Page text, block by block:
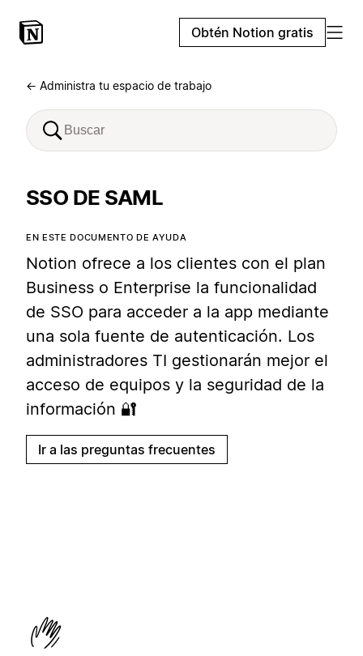
Obtén Notion gratis
← Administra tu espacio de trabajo
SSO DE SAML
EN ESTE DOCUMENTO DE AYUDA
Notion ofrece a los clientes con el plan
Business o Enterprise la funcionalidad
de SSO para acceder a la app mediante
una sola fuente de autenticación. Los
administradores TI gestionarán mejor el
acceso de equipos y la seguridad de la
información 🔐
Ir a las preguntas frecuentes